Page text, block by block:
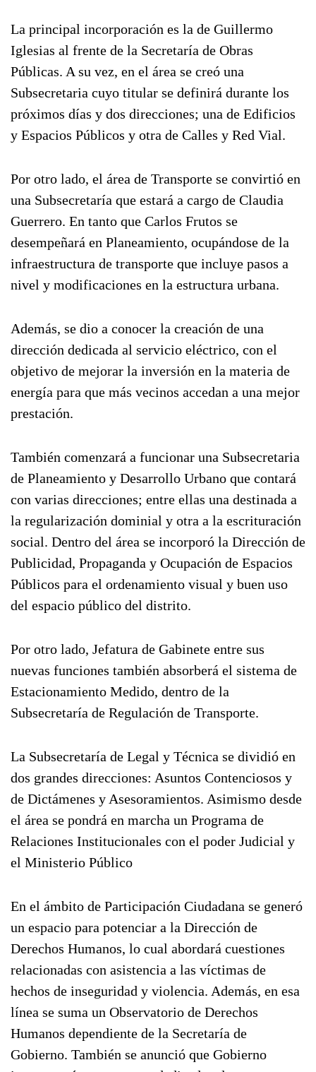
La principal incorporación es la de Guillermo
Iglesias al frente de la Secretaría de Obras
Públicas. A su vez, en el área se creó una
Subsecretaria cuyo titular se definirá durante los
próximos días y dos direcciones; una de Edificios
y Espacios Públicos y otra de Calles y Red Vial.
Por otro lado, el área de Transporte se convirtió en
una Subsecretaría que estará a cargo de Claudia
Guerrero. En tanto que Carlos Frutos se
desempeñará en Planeamiento, ocupándose de la
infraestructura de transporte que incluye pasos a
nivel y modificaciones en la estructura urbana.
Además, se dio a conocer la creación de una
dirección dedicada al servicio eléctrico, con el
objetivo de mejorar la inversión en la materia de
energía para que más vecinos accedan a una mejor
prestación.
También comenzará a funcionar una Subsecretaria
de Planeamiento y Desarrollo Urbano que contará
con varias direcciones; entre ellas una destinada a
la regularización dominial y otra a la escrituración
social. Dentro del área se incorporó la Dirección de
Publicidad, Propaganda y Ocupación de Espacios
Públicos para el ordenamiento visual y buen uso
del espacio público del distrito.
Por otro lado, Jefatura de Gabinete entre sus
nuevas funciones también absorberá el sistema de
Estacionamiento Medido, dentro de la
Subsecretaría de Regulación de Transporte.
La Subsecretaría de Legal y Técnica se dividió en
dos grandes direcciones: Asuntos Contenciosos y
de Dictámenes y Asesoramientos. Asimismo desde
el área se pondrá en marcha un Programa de
Relaciones Institucionales con el poder Judicial y
el Ministerio Público
En el ámbito de Participación Ciudadana se generó
un espacio para potenciar a la Dirección de
Derechos Humanos, lo cual abordará cuestiones
relacionadas con asistencia a las víctimas de
hechos de inseguridad y violencia. Además, en esa
línea se suma un Observatorio de Derechos
Humanos dependiente de la Secretaría de
Gobierno. También se anunció que Gobierno